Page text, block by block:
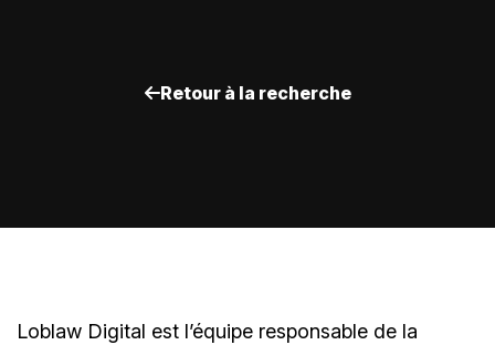
Retour à la recherche
Loblaw Digital est l’équipe responsable de la